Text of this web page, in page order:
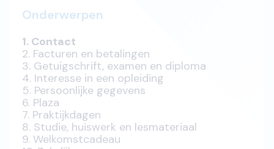
Onderwerpen
1. Contact
2. Facturen en betalingen
3. Getuigschrift, examen en diploma
4. Interesse in een opleiding
5. Persoonlijke gegevens
6. Plaza
7. Praktijkdagen
8. Studie, huiswerk en lesmateriaal
9. Welkomstcadeau